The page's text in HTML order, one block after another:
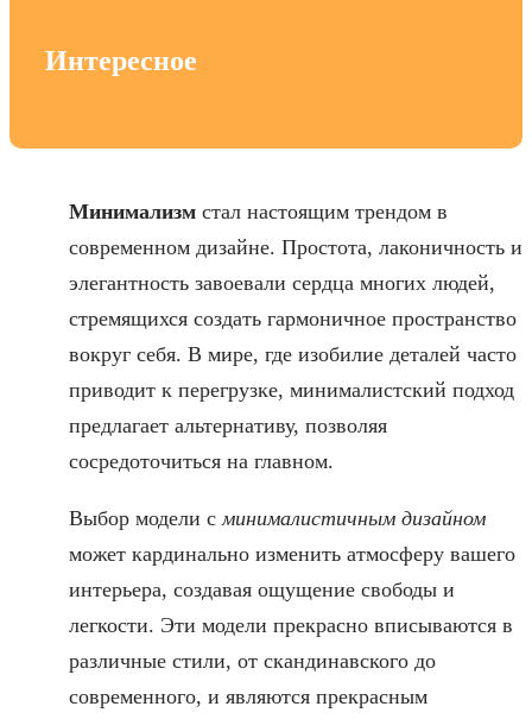
Интересное
Минимализм стал настоящим трендом в
современном дизайне. Простота, лаконичность и
элегантность завоевали сердца многих людей,
стремящихся создать гармоничное пространство
вокруг себя. В мире, где изобилие деталей часто
приводит к перегрузке, минималистский подход
предлагает альтернативу, позволяя
сосредоточиться на главном.
Выбор модели сминималистичным дизайном
может кардинально изменить атмосферу вашего
интерьера, создавая ощущение свободы и
легкости. Эти модели прекрасно вписываются в
различные стили, от скандинавского до
современного, и являются прекрасным